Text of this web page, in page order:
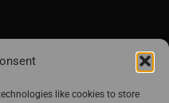
like cookies to store